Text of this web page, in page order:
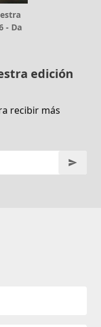
- Da
edición
recibir más